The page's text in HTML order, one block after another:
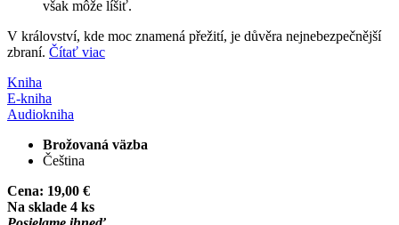
však môže líšiť.
V království, kde moc znamená přežití, je důvěra nejnebezpečnější
zbraní. Čítať viac
Kniha
E-kniha
Audiokniha
Brožovaná väzba
Čeština
Cena: 19,00 €
Na sklade 4 ks